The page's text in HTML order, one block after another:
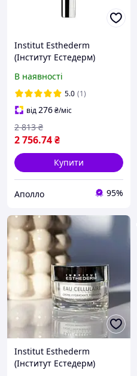
Institut Esthederm
(Інститут Естедерм)
Serum 15 мл сироватка
для зони навколо очей
В наявності
5.0 (1)
від276₴/міс
2 756.74₴
2 813 ₴
Купити
Аполло 95%
Institut Esthederm
(Інститут Естедерм)